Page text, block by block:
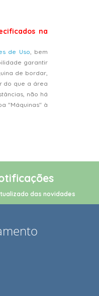
na
de Uso , bem
garantir
de bordar,
do que a área
não há
"Máquinas" à
das novidades